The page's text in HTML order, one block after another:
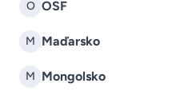
O OSF
M Maďarsko
M Mongolsko